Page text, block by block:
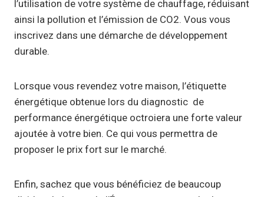
l’utilisation de votre système de chauffage, réduisant
ainsi la pollution et l’émission de CO2. Vous vous
inscrivez dans une démarche de développement
durable.
Lorsque vous revendez votre maison, l’étiquette
énergétique obtenue lors du diagnostic de
performance énergétique octroiera une forte valeur
ajoutée à votre bien. Ce qui vous permettra de
proposer le prix fort sur le marché.
Enfin, sachez que vous bénéficiez de beaucoup